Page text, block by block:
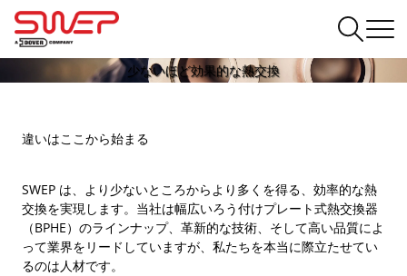
少ないほど効果的な熱交換
違いはここから始まる
SWEP は、より少ないところからより多くを得る、効率的な熱
交換を実現します。当社は幅広いろう付けプレート式熱交換器
（BPHE）のラインナップ、革新的な技術、そして高い品質によ
って業界をリードしていますが、私たちを本当に際立たせてい
るのは人材です。